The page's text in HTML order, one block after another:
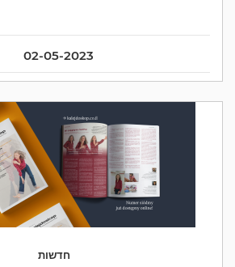
02-05-2023
חדשות